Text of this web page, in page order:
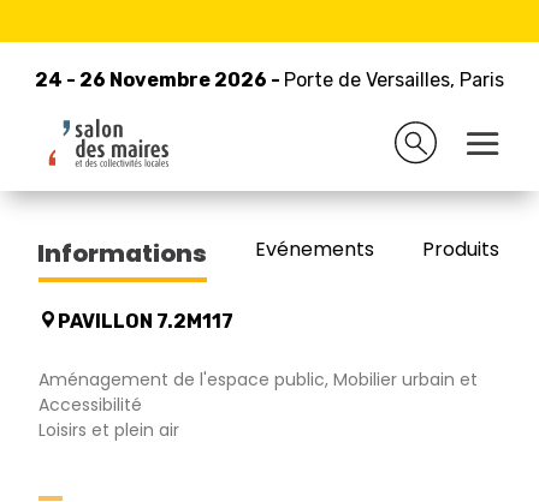
24 - 26 Novembre 2026 - Porte de Versailles, Paris
24 - 26 Novembre 2026 - Porte de Versailles, Paris
Retour à la liste des exposants
ALTRAD COLLECTIVITES
Informations Evénements Produits/
PAVILLON 7.2M117
Aménagement de l'espace public, Mobilier urbain et
Accessibilité
Loisirs et plein air